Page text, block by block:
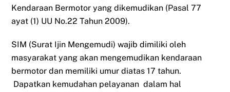
Kendaraan Bermotor yang dikemudikan (Pasal 77
ayat (1) UU No.22 Tahun 2009).
SIM (Surat Ijin Mengemudi) wajib dimiliki oleh
masyarakat yang akan mengemudikan kendaraan
bermotor dan memiliki umur diatas 17 tahun.
Dapatkan kemudahan pelayanan dalam hal